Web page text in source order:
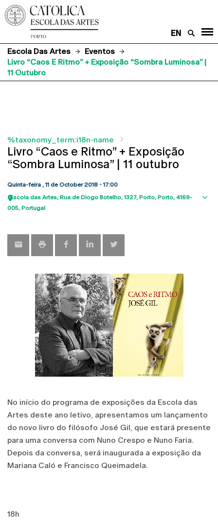
EN
Escola Das Artes
Eventos
Livro “Caos E Ritmo” + Exposição “Sombra Luminosa” |
11 Outubro
%taxonomy_term:i18n-name
Livro “Caos e Ritmo” + Exposição
“Sombra Luminosa” | 11 outubro
Quinta-feira , 11 de October 2018 - 17:00
Escola das Artes Rua de Diogo Botelho, 1327 Porto Porto 4169-
005 Portugal
No início do programa de exposições da Escola das
Artes deste ano letivo, apresentamos um lançamento
do novo livro do filósofo José Gil, que estará presente
para uma conversa com Nuno Crespo e Nuno Faria.
Depois da conversa, será inaugurada a exposição da
Mariana Caló e Francisco Queimadela.
18h